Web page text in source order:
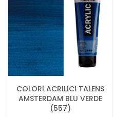
COLORI ACRILICI TALENS
AMSTERDAM BLU VERDE
(557)